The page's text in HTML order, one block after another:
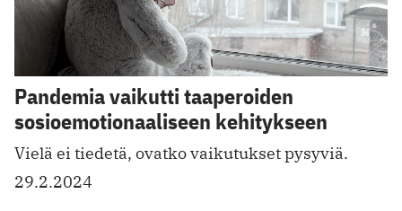
Pandemia vaikutti taaperoiden
sosioemotionaaliseen kehitykseen
Vielä ei tiedetä, ovatko vaikutukset pysyviä.
29.2.2024